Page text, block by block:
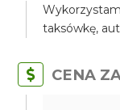
taksówkę,
CENA